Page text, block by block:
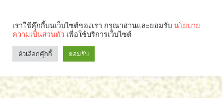
Search Categories
เราใช้คุ๊กกี้บนเว็บไซต์ของเรา กรุณาอ่านและยอมรับ นโยบาย
ความเป็นส่วนตัว เพื่อใช้บริการเว็บไซต์
ตัวเลือกคุ๊กกี้ ยอมรับ